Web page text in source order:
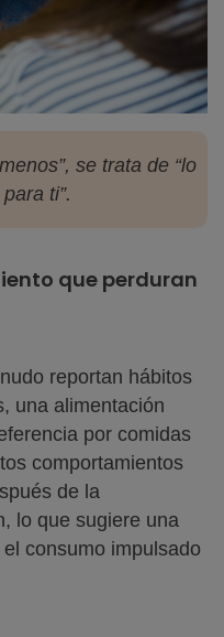
se trata de “lo
ti”.
que perduran
reportan hábitos
una alimentación
por comidas
comportamientos
de la
lo que sugiere una
consumo impulsado